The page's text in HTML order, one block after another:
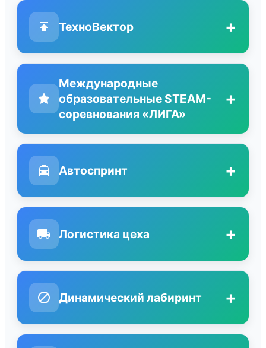
ТехноВектор +
Международные
образовательные STEAM-
соревнования «ЛИГА»
+
Автоспринт +
Логистика цеха +
Динамический лабиринт +